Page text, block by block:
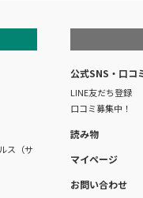
ス（サ
公式SNS・口コ
LINE友だち登録
口コミ募集中！
読み物
マイページ
お問い合わせ